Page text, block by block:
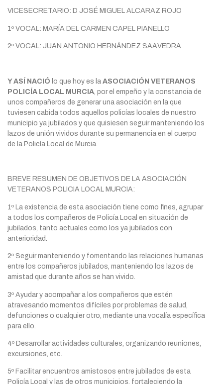
VICESECRETARIO: D JOSÉ MIGUEL ALCARAZ ROJO
1º VOCAL: MARÍA DEL CARMEN CAPEL PIANELLO
2º VOCAL: JUAN ANTONIO HERNÁNDEZ SAAVEDRA
Y ASÍ NACIÓ lo que hoy es la ASOCIACIÓN VETERANOS
POLICÍA LOCAL MURCIA , por el empeño y la constancia de
unos compañeros de generar una asociación en la que
tuviesen cabida todos aquellos policías locales de nuestro
municipio ya jubilados y que quisiesen seguir manteniendo los
lazos de unión vividos durante su permanencia en el cuerpo
de la Policía Local de Murcia.
BREVE RESUMEN DE OBJETIVOS DE LA ASOCIACIÓN
VETERANOS POLICIA LOCAL MURCIA:
1º La existencia de esta asociación tiene como fines, agrupar
a todos los compañeros de Policía Local en situación de
jubilados, tanto actuales como los ya jubilados con
anterioridad.
2º Seguir manteniendo y fomentando las relaciones humanas
entre los compañeros jubilados, manteniendo los lazos de
amistad que durante años se han vivido.
3º Ayudar y acompañar a los compañeros que estén
atravesando momentos difíciles por problemas de salud,
defunciones o cualquier otro, mediante una vocalía específica
para ello.
4º Desarrollar actividades culturales, organizando reuniones,
excursiones, etc.
5º Facilitar encuentros amistosos entre jubilados de esta
Policía Local y las de otros municipios, fortaleciendo la